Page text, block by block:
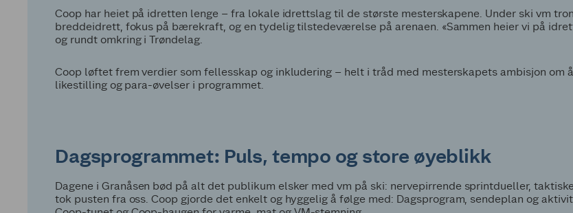
Coop har heiet på idretten lenge – fra lokale idrettslag til de største mesterskapene. Under ski vm
breddeidrett, fokus på bærekraft, og en tydelig tilstedeværelse på arenaen. «Sammen heier vi på
og rundt omkring i Trøndelag.
Coop løftet frem verdier som fellesskap og inkludering – helt i tråd med mesterskapets ambisjon
likestilling og para-øvelser i programmet.
Dagsprogrammet: Puls, tempo og store øyeblikk
Dagene i Granåsen bød på alt det publikum elsker med vm på ski: nervepirrende sprintdueller,
tok pusten fra oss. Coop gjorde det enkelt og hyggelig å følge med: Dagsprogram, sendeplan og